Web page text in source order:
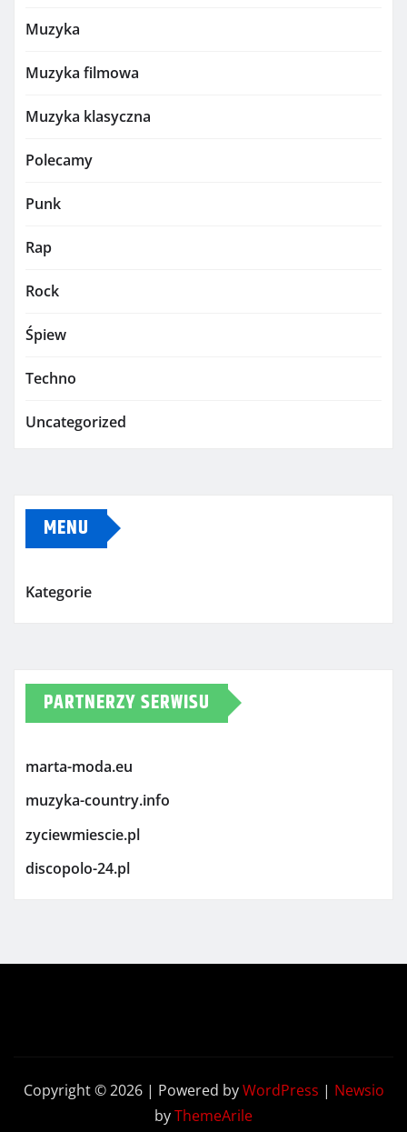
Muzyka
Muzyka filmowa
Muzyka klasyczna
Polecamy
Punk
Rap
Rock
Śpiew
Techno
Uncategorized
MENU
Kategorie
PARTNERZY SERWISU
marta-moda.eu
muzyka-country.info
zyciewmiescie.pl
discopolo-24.pl
Copyright © 2026 | Powered byWordPress | Newsio
byThemeArile